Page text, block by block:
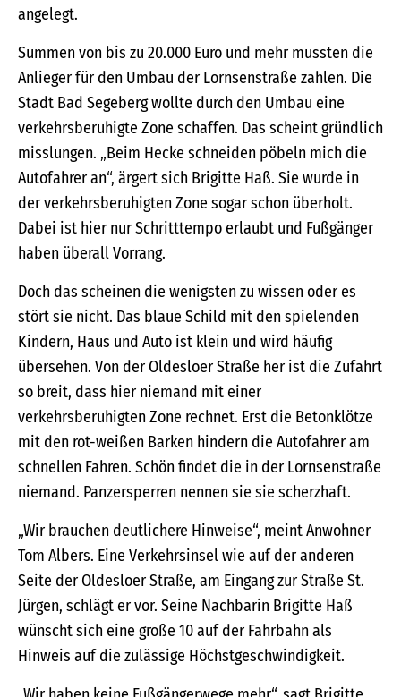
angelegt.
Summen von bis zu 20.000 Euro und mehr mussten die
Anlieger für den Umbau der Lornsenstraße zahlen. Die
Stadt Bad Segeberg wollte durch den Umbau eine
verkehrsberuhigte Zone schaffen. Das scheint gründlich
misslungen. „Beim Hecke schneiden pöbeln mich die
Autofahrer an“, ärgert sich Brigitte Haß. Sie wurde in
der verkehrsberuhigten Zone sogar schon überholt.
Dabei ist hier nur Schritttempo erlaubt und Fußgänger
haben überall Vorrang.
Doch das scheinen die wenigsten zu wissen oder es
stört sie nicht. Das blaue Schild mit den spielenden
Kindern, Haus und Auto ist klein und wird häufig
übersehen. Von der Oldesloer Straße her ist die Zufahrt
so breit, dass hier niemand mit einer
verkehrsberuhigten Zone rechnet. Erst die Betonklötze
mit den rot-weißen Barken hindern die Autofahrer am
schnellen Fahren. Schön findet die in der Lornsenstraße
niemand. Panzersperren nennen sie sie scherzhaft.
„Wir brauchen deutlichere Hinweise“, meint Anwohner
Tom Albers. Eine Verkehrsinsel wie auf der anderen
Seite der Oldesloer Straße, am Eingang zur Straße St.
Jürgen, schlägt er vor. Seine Nachbarin Brigitte Haß
wünscht sich eine große 10 auf der Fahrbahn als
Hinweis auf die zulässige Höchstgeschwindigkeit.